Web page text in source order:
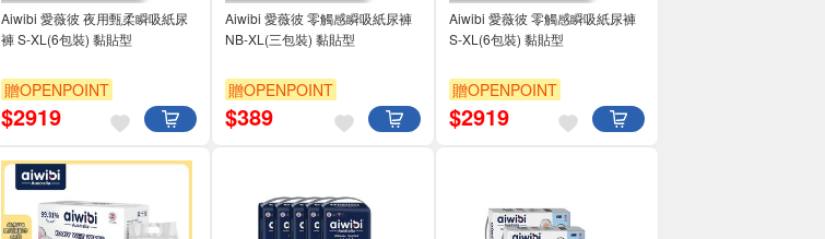
Aiwibi 愛薇彼 夜用甄柔瞬吸紙尿
褲 S-XL(6包裝) 黏貼型
贈OPENPOINT
$2919
Aiwibi 愛薇彼 零觸感瞬吸紙尿褲
NB-XL(三包裝) 黏貼型
贈OPENPOINT
$389
Aiwibi 愛薇彼 零觸感瞬吸紙尿褲
S-XL(6包裝) 黏貼型
贈OPENPOINT
$2919